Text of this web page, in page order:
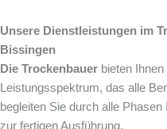
Unsere Dienstleistungen im
Bissingen
Die Trockenbauer bieten
Leistungsspektrum, das alle
begleiten Sie durch alle
zur fertigen Ausführung.